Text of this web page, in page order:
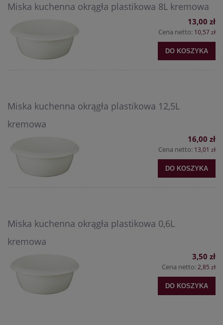
Miska kuchenna okrągła plastikowa 8L kremowa
13,00 zł
Cena netto: 10,57 zł
DO KOSZYKA
Miska kuchenna okrągła plastikowa 12,5L
kremowa
16,00 zł
Cena netto: 13,01 zł
DO KOSZYKA
Miska kuchenna okrągła plastikowa 0,6L
kremowa
3,50 zł
Cena netto:2,85 zł
DO KOSZYKA